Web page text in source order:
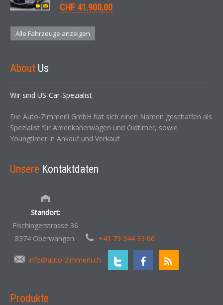
CHF 41.900,00
Alle Fahrzeuge anzeigen
About Us
Wir sind US-Car-Spezialist
Die Auto-Zimmerli GmbH hat sich einen Namen geschaffen als
Spezialist für Amerikanerwagen und Oldtimer, sowie
Youngtimer in Ankauf und Verkauf
Unsere Kontaktdaten
Standort:
Fischingerstrasse 36
8374 Oberwangen.
+41 79 344 33 66
info@auto-zimmerli.ch
Produkte